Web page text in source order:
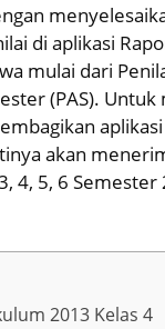
di aplikasi
mulai dari
(PAS).
akan
4, 5, 6
2013 Kelas 4